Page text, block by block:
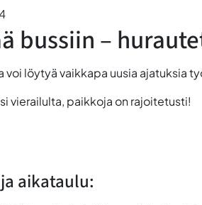
bussiin –
voi löytyä vaikkapa uusia
vierailulta, paikkoja on rajoitetusti!
aikataulu: